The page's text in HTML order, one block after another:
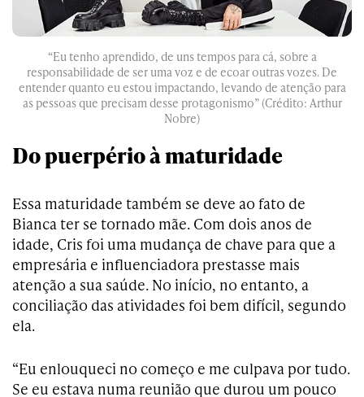
“Eu tenho aprendido, de uns tempos para cá, sobre a
responsabilidade de ser uma voz e de ecoar outras vozes. De
entender quanto eu estou impactando, levando de atenção para
as pessoas que precisam desse protagonismo” (Crédito: Arthur
Nobre)
Do puerpério à maturidade
Essa maturidade também se deve ao fato de
Bianca ter se tornado mãe. Com dois anos de
idade, Cris foi uma mudança de chave para que a
empresária e influenciadora prestasse mais
atenção a sua saúde. No início, no entanto, a
conciliação das atividades foi bem difícil, segundo
ela.
“Eu enlouqueci no começo e me culpava por tudo.
Se eu estava numa reunião que durou um pouco